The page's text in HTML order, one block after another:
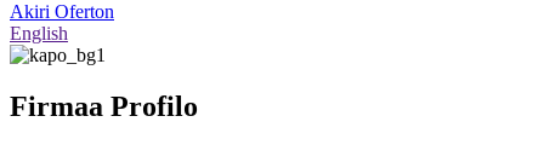
Akiri Oferton
English
Firmaa Profilo